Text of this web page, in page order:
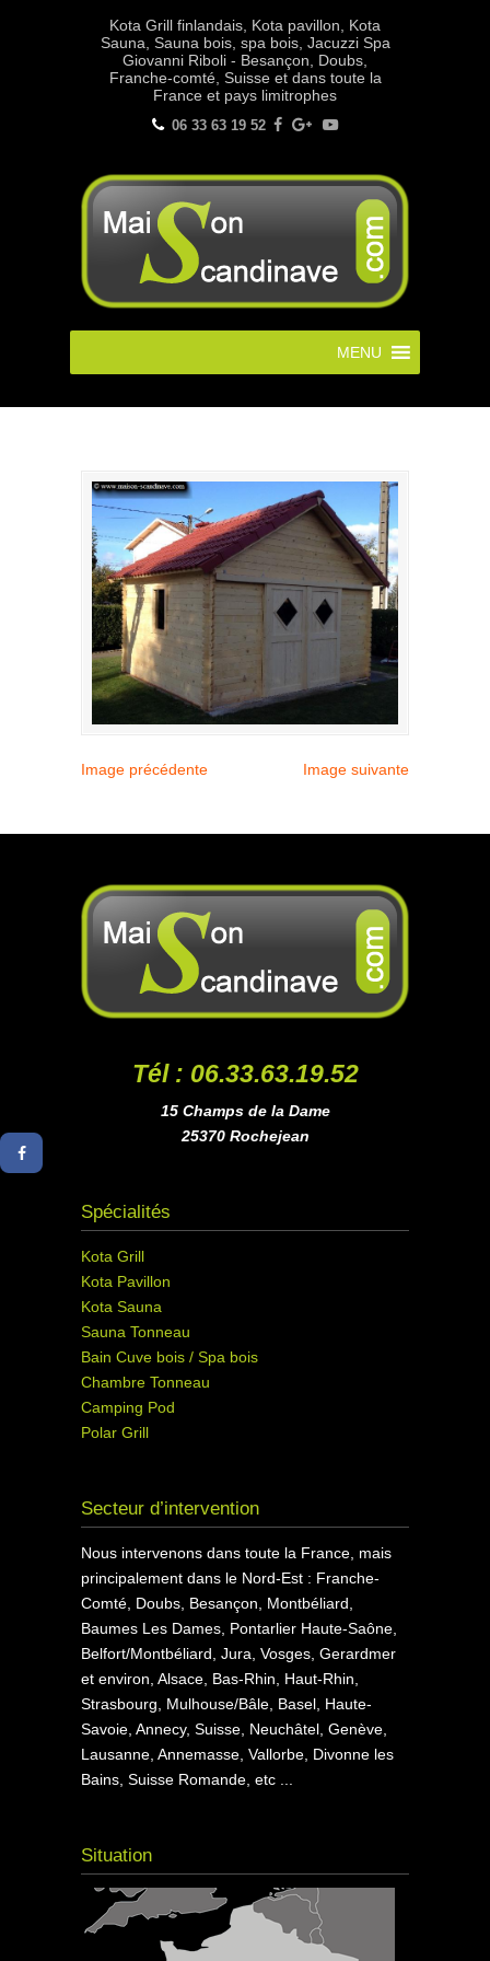
Kota Grill finlandais, Kota pavillon, Kota
Sauna, Sauna bois, spa bois, Jacuzzi Spa
Giovanni Riboli - Besançon, Doubs,
Franche-comté, Suisse et dans toute la
France et pays limitrophes
06 33 63 19 52
MENU
Image précédente Image suivante
Tél : 06.33.63.19.52
15 Champs de la Dame
25370 Rochejean
Spécialités
Kota Grill
Kota Pavillon
Kota Sauna
Sauna Tonneau
Bain Cuve bois / Spa bois
Chambre Tonneau
Camping Pod
Polar Grill
Secteur d’intervention
Nous intervenons dans toute la France, mais
principalement dans le Nord-Est : Franche-
Comté, Doubs, Besançon, Montbéliard,
Baumes Les Dames, Pontarlier Haute-Saône,
Belfort/Montbéliard, Jura, Vosges, Gerardmer
et environ, Alsace, Bas-Rhin, Haut-Rhin,
Strasbourg, Mulhouse/Bâle, Basel, Haute-
Savoie, Annecy, Suisse, Neuchâtel, Genève,
Lausanne, Annemasse, Vallorbe, Divonne les
Bains, Suisse Romande, etc ...
Situation